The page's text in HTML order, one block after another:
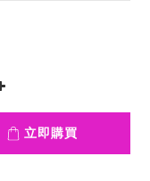
立即購買